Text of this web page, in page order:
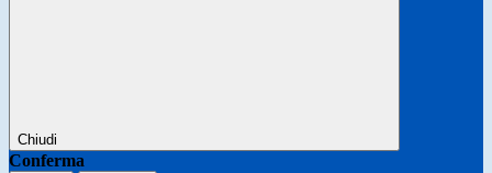
Chiudi
Conferma